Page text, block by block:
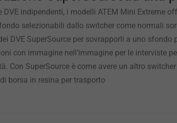
DVE indipendenti, i modelli ATEM Mini Extreme
selezionabili dallo switcher come normali
DVE SuperSource per sovrapporli a uno
con immagine nell’immagine per le interviste
Con SuperSource è come avere un altro
borsa in resina per trasporto